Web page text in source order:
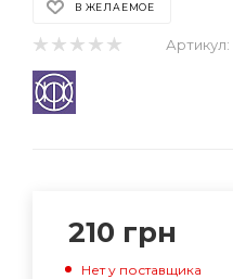
В ЖЕЛАЕМОЕ
Артикул:
210 грн
Нет у поставщика